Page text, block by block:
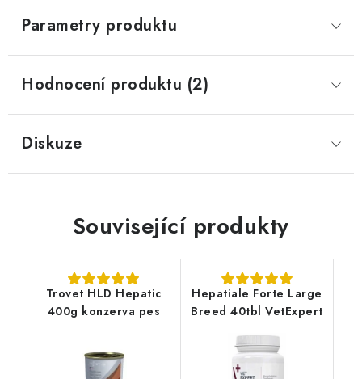
Parametry produktu
Hodnocení produktu (2)
Diskuze
Související produkty
Trovet HLD Hepatic
400g konzerva pes
Hepatiale Forte Large
Breed 40tbl VetExpert